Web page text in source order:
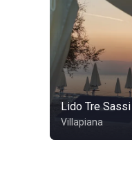
Lido Tre Sassi
Villapiana